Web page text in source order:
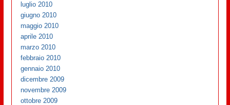
luglio 2010
giugno 2010
maggio 2010
aprile 2010
marzo 2010
febbraio 2010
gennaio 2010
dicembre 2009
novembre 2009
ottobre 2009